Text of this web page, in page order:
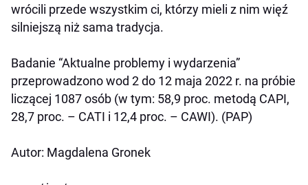
wrócili przede wszystkim ci, którzy mieli z nim więź
silniejszą niż sama tradycja.
Badanie “Aktualne problemy i wydarzenia”
przeprowadzono wod 2 do 12 maja 2022 r. na próbie
liczącej 1087 osób (w tym: 58,9 proc. metodą CAPI,
28,7 proc. – CATI i 12,4 proc. – CAWI). (PAP)
Autor: Magdalena Gronek